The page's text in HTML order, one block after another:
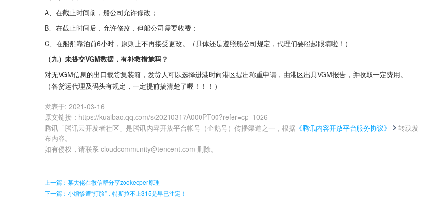
A、在截止时间前，船公司允许修改；
B、在截止时间后，允许修改，但船公司需要收费；
C、在船舶靠泊前6小时，原则上不再接受更改。（具体还是遵照船公司规定，代理们要瞪起眼睛啦！）
（九）未提交VGM数据，有补救措施吗？
对无VGM信息的出口载货集装箱，发货人可以选择进港时向港区提出称重申请，由港区出具VGM报告，并收取一定费用。
（各货运代理及码头有规定，一定提前搞清楚了喔！！！）
发表于: 2021-03-16
原文链接 ： https://kuaibao.qq.com/s/20210317A000PT00?refer=cp_1026
腾讯「腾讯云开发者社区」是腾讯内容开放平台帐号（企鹅号）传播渠道之一，根据 《腾讯内容开放平台服务协议》
转载发
布内容。
如有侵权，请联系 cloudcommunity@tencent.com 删除。
上一篇：某大佬在微信群分享zookeeper原理
下一篇：小编惨遭“打脸”，特斯拉不上315是早已注定！